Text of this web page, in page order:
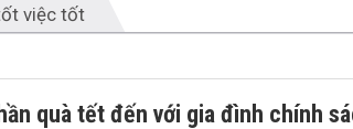
việc tốt
quà tết đến với gia đình chính